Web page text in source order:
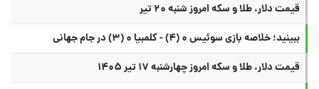
قیمت دلار، طلا و سکه امروز شنبه ۲۰ تیر
ببینید؛ خلاصه بازی سوئیس ۰ (۴) - کلمبیا ۰ (۳) در جام جهانی
قیمت دلار، طلا و سکه امروز چهارشنبه ۱۷ تیر ۱۴۰۵